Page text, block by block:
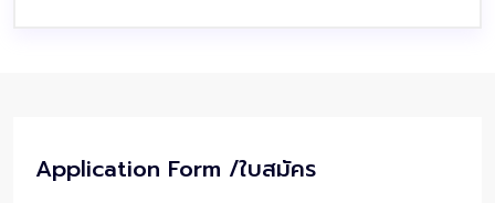
Application Form /ใบสมัคร